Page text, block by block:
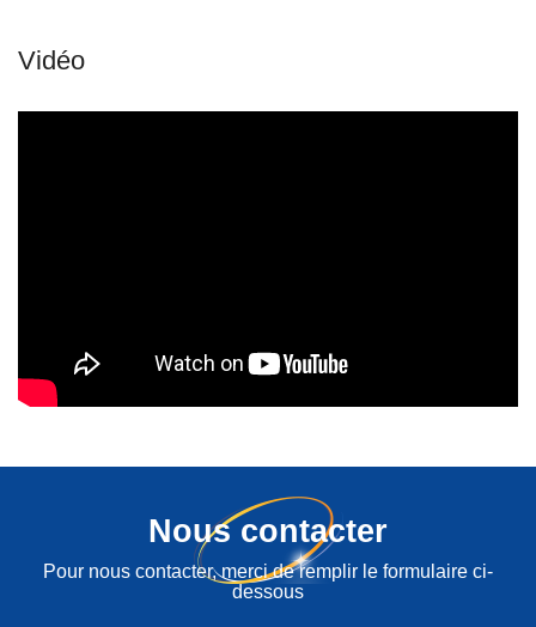
Nous contacter
Pour nous contacter, merci de remplir le formulaire ci-
dessous